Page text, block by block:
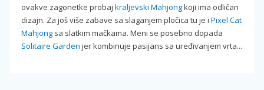
ovakve zagonetke probaj kraljevski Mahjongkoji ima odličan
dizajn. Za još više zabave sa slaganjem pločica tu je i Pixel Cat
Mahjong sa slatkim mačkama. Meni se posebno dopada
Solitaire Garden jer kombinuje pasijans sa uređivanjem vrta...